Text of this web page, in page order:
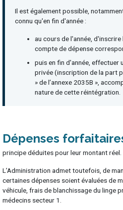
Il est également possible,
connu qu'en fin d'année :
au cours de l'année,
compte de dépense
puis en fin d'année, effectuer
privée (inscription de la part
» de l’annexe 2035B »,
nature de cette réintégration.
Dépenses
principe déduites pour leur montant réel.
L’Administration admet toutefois, de
certaines dépenses soient évaluées de
véhicule, frais de blanchissage du linge
médecins secteur 1.